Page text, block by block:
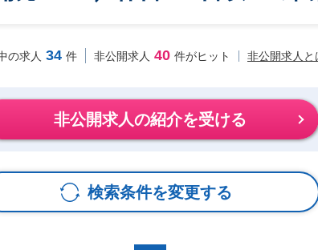
の求人 34 件 非公開求人 40 件がヒット 非公開求人と
非公開求人の紹介を受ける
検索条件を変更する